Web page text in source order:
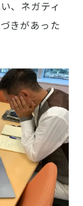
、ネガティ
きがあった